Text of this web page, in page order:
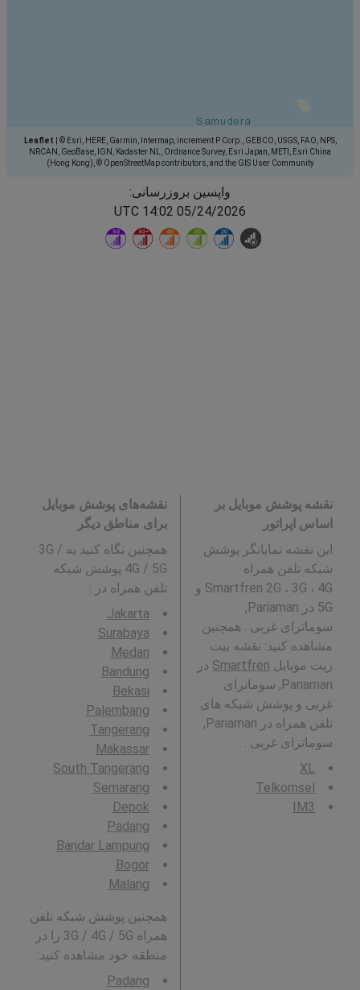
Leaflet
© Esri, HERE, Garmin, Intermap, increment P Corp., GEBCO, USGS, FAO, NPS,
NRCAN, GeoBase, IGN, Kadaster NL, Ordnance Survey, Esri Japan, METI, Esri China
(Hong Kong), © OpenStreetMap contributors, and the GIS User Community
واپسین بروزرسانی:
05/24/2026 14:02 UTC
نقشه پوشش موبایل بر
اساس اپراتور
این نقشه نمایانگر پوشش
شبکه تلفن همراه
Smartfren 2G ، 3G ، 4G و
5G در Pariaman,
سوماترای غربی . همچنین
مشاهده کنید: نقشه بیت
ریت موبایل Smartfren در
Pariaman, سوماترای
غربی و پوشش شبکه های
تلفن همراه در Pariaman,
سوماترای غربی .
XL
Telkomsel
IM3
نقشه‌های پوشش موبایل
برای مناطق دیگر
همچنین نگاه کنید به 3G /
4G / 5G پوشش شبکه
تلفن همراه در :
Jakarta
Surabaya
Medan
Bandung
Bekasi
Palembang
Tangerang
Makassar
South Tangerang
Semarang
Depok
Padang
Bandar Lampung
Bogor
Malang
همچنین پوشش شبکه تلفن
همراه 3G / 4G / 5G را در
منطقه خود مشاهده کنید:
Padang